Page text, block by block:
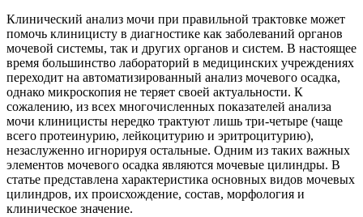
Клинический анализ мочи при правильной трактовке может
помочь клиницисту в диагностике как заболеваний органов
мочевой системы, так и других органов и систем. В настоящее
время большинство лабораторий в медицинских учреждениях
переходит на автоматизированный анализ мочевого осадка,
однако микроскопия не теряет своей актуальности. К
сожалению, из всех многочисленных показателей анализа
мочи клиницисты нередко трактуют лишь три-четыре (чаще
всего протеинурию, лейкоцитурию и эритроцитурию),
незаслуженно игнорируя остальные. Одним из таких важных
элементов мочевого осадка являются мочевые цилиндры. В
статье представлена характеристика основных видов мочевых
цилиндров, их происхождение, состав, морфология и
клиническое значение.